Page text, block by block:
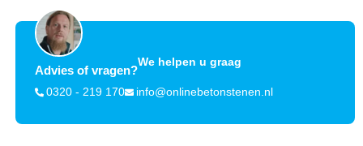
Advies of vragen?
We helpen u graag
0320 - 219 170 info@onlinebetonstenen.nl